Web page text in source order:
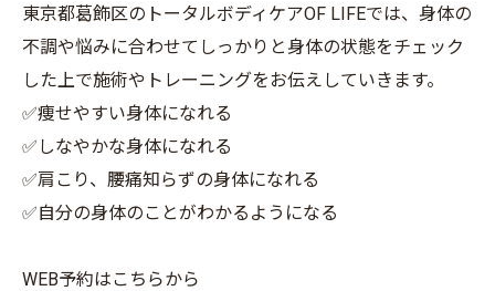
東京都葛飾区のトータルボディケアOF LIFEでは、身体の
不調や悩みに合わせてしっかりと身体の状態をチェック
した上で施術やトレーニングをお伝えしていきます。
✅痩せやすい身体になれる
✅しなやかな身体になれる
✅肩こり、腰痛知らずの身体になれる
✅自分の身体のことがわかるようになる
WEB予約はこちらから